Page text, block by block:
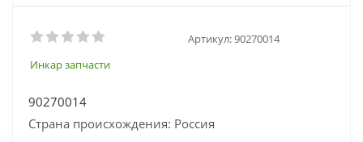
Артикул:90270014
Инкар запчасти
90270014
Страна происхождения: Россия